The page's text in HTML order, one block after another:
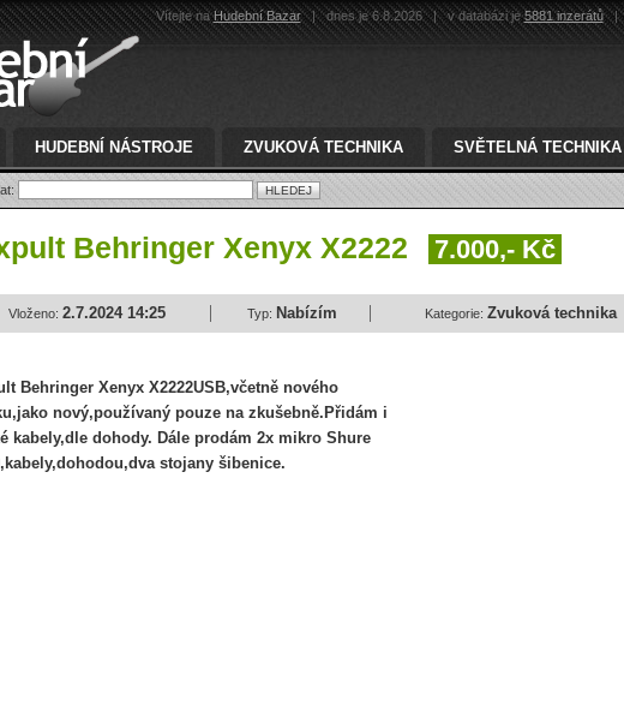
Vítejte naHudební Bazar | dnes je 6.8.2026 | v databázi je5881 inzerátů |
HUDEBNÍ NÁSTROJE ZVUKOVÁ TECHNIKA SVĚTELNÁ TECHNIKA
Behringer Xenyx X2222 7.000,- Kč
Vloženo: 2.7.2024 14:25 Typ: Nabízím Kategorie: Zvuková technika
Behringer Xenyx X2222USB,včetně nového
nový,používaný pouze na zkušebně.Přidám i
kabely,dle dohody. Dále prodám 2x mikro Shure
stojany šibenice.